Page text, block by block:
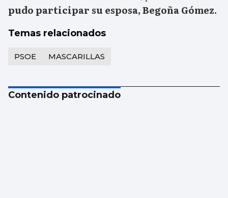
pudo participar su esposa, Begoña Gómez.
Temas relacionados
PSOE MASCARILLAS
Contenido patrocinado